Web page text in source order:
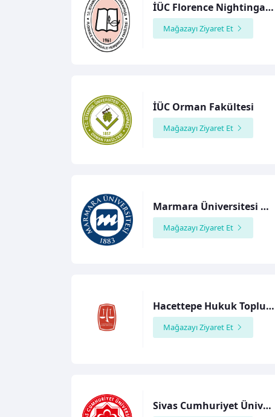
İÜC Florence Nightingale Hemşirelik Fakültesi
Mağazayı Ziyaret Et
İÜC Orman Fakültesi
Mağazayı Ziyaret Et
Marmara Üniversitesi Diş Hekimliği Fakültesi
Mağazayı Ziyaret Et
Hacettepe Hukuk Topluluğu
Mağazayı Ziyaret Et
Sivas Cumhuriyet Üniversitesi Tıp Fakültesi